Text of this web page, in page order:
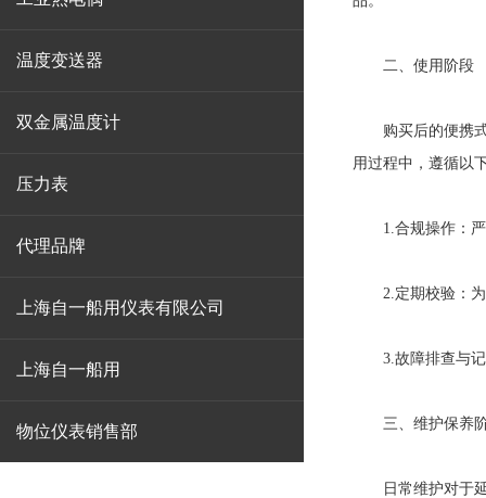
温度变送器
双金属温度计
压力表
代理品牌
上海自一船用仪表有限公司
上海自一船用
物位仪表销售部
二、使用阶段
购买后的便携式
用过程中，遵循以
1.合规操作：严
2.定期校验：为
3.故障排查与记
三、维护保养
日常维护对于延